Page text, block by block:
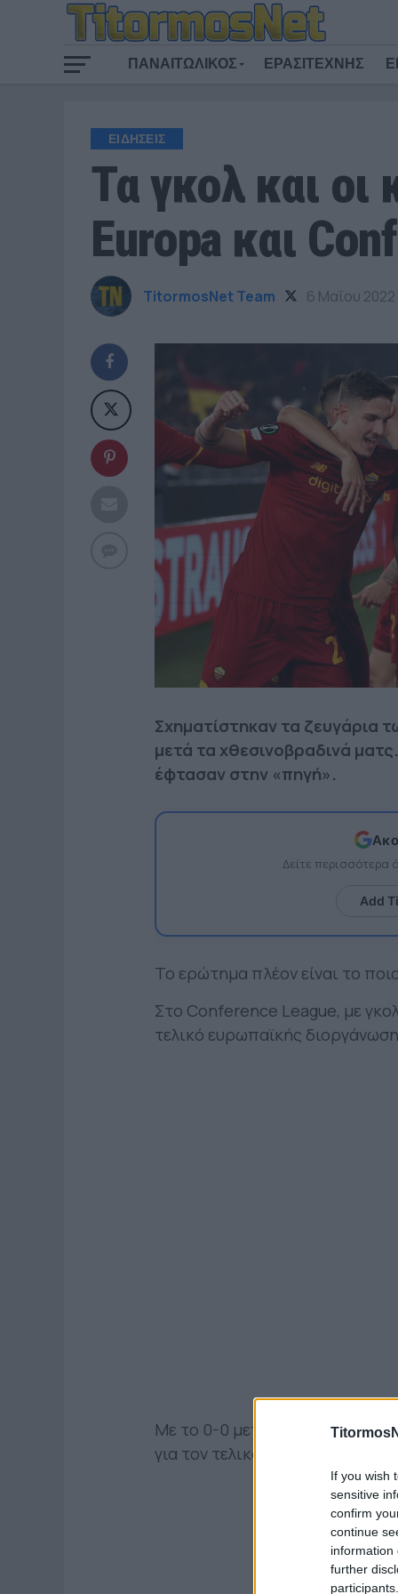
If you wish
sensitive
confirm
continue
information
further
ΠΑΝΑΙΤΩΛΙΚΟΣ ΕΡΑΣΙΤΕΧΝΗΣ
ΕΙΔΗΣΕΙΣ
Τα γκολ και οι
Europa και
TitormosNet Team 6 Μαΐου 2022
Σχηματίστηκαν τα ζευγάρια
μετά τα χθεσινοβραδινά
έφτασαν στην «πηγή».
Δείτε
Add
Το ερώτημα πλέον είναι το
Στο Conference League, με
τελικό ευρωπαϊκής
Με το 0-0 μεταξύ Μαρσέιγ και
για τον τελικό των Τιράνων.